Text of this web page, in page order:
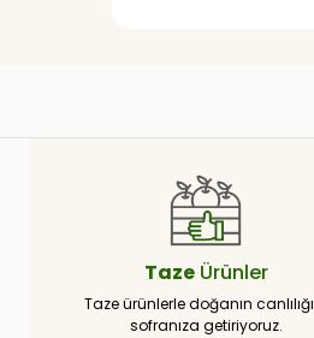
TazeÜrünler
Taze ürünlerle doğanın
sofranıza getiriyoruz.